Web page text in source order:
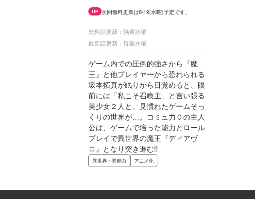
UP 次回無料更新は8/19(水曜)予定です。
無料話更新：隔週水曜
最新話更新：毎週水曜
ゲーム内での圧倒的強さから『魔
王』と他プレイヤーから恐れられる
坂本拓真が眠りから目覚めると、眼
前には「私こそ召喚主」と言い張る
美少女２人と、見慣れたゲームそっ
くりの世界が…。コミュ力０の主人
公は、ゲームで培った能力とロール
プレイで異世界の魔王『ディアヴ
ロ』となり突き進む!!
異世界・異能力 アニメ化